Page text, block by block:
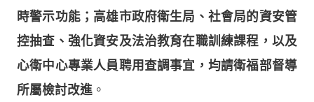
時警示功能；高雄市政府衛生局、社會局的資安管
控抽查、強化資安及法治教育在職訓練課程，以及
心衛中心專業人員聘用查調事宜，均請衛福部督導
所屬檢討改進 。